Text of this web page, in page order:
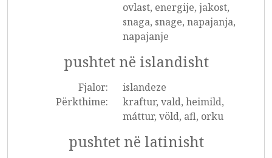
ovlast, energije, jakost,
snaga, snage, napajanja,
napajanje
pushtet në islandisht
Fjalor:
islandeze
Përkthime:
kraftur, vald, heimild,
máttur, völd, afl, orku
pushtet në latinisht